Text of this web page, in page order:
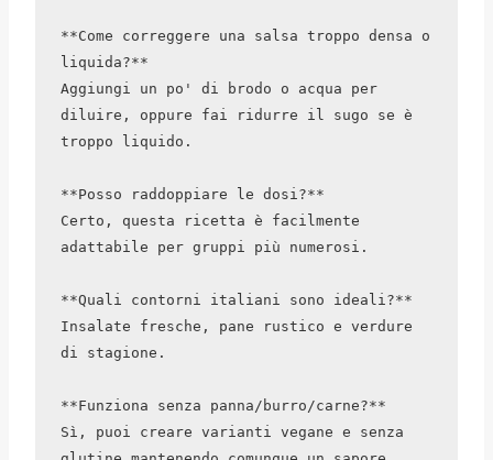
**Come correggere una salsa troppo densa o
liquida?**
Aggiungi un po' di brodo o acqua per
diluire, oppure fai ridurre il sugo se è
troppo liquido.
**Posso raddoppiare le dosi?**
Certo, questa ricetta è facilmente
adattabile per gruppi più numerosi.
**Quali contorni italiani sono ideali?**
Insalate fresche, pane rustico e verdure
di stagione.
**Funziona senza panna/burro/carne?**
Sì, puoi creare varianti vegane e senza